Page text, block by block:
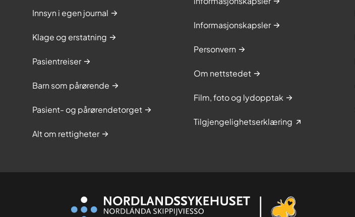
Innsyn i egen journal
Klage og erstatning
Pasientreiser
Barn som pårørende
Pasient- og pårørendetorget
Alt om rettigheter
Informasjonskapsler
Personvern
Om nettstedet
Film, foto og lydopptak
Tilgjengelighetserklæring